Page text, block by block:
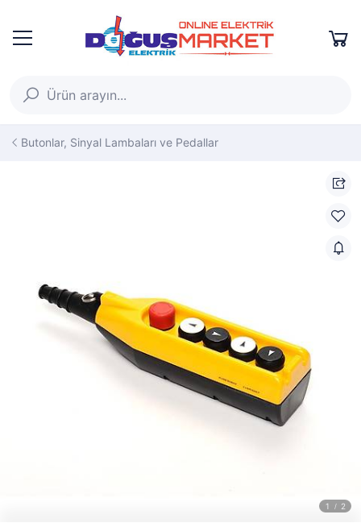
Butonlar, Sinyal Lambaları ve Pedallar